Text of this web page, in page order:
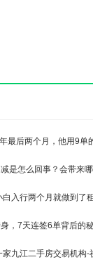
最后两个月，他用9单
是怎么回事？会带来
白入行两个月就做到
，7天连签6单背后的
家九江二手房交易机构-